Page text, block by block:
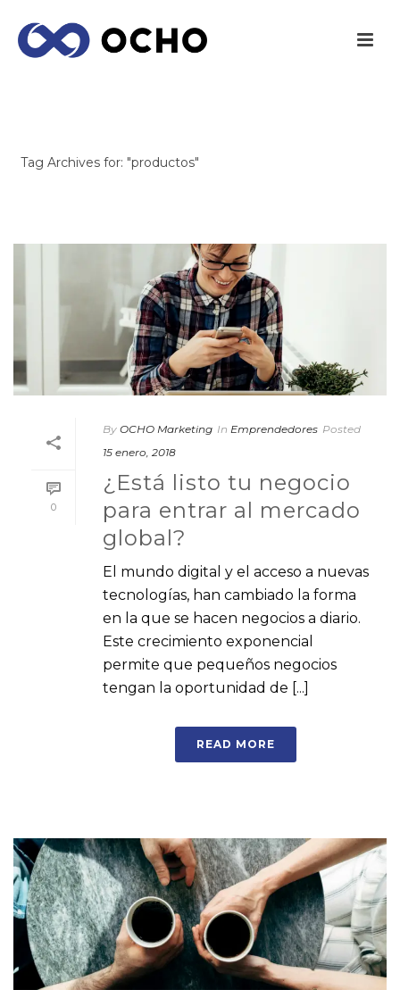
Tag Archives for: "productos"
0
By OCHO Marketing In Emprendedores Posted
15 enero, 2018
¿Está listo tu negocio
para entrar al mercado
global?
El mundo digital y el acceso a nuevas
tecnologías, han cambiado la forma
en la que se hacen negocios a diario.
Este crecimiento exponencial
permite que pequeños negocios
tengan la oportunidad de [...]
READ MORE